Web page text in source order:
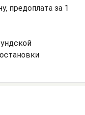
предоплата за 1